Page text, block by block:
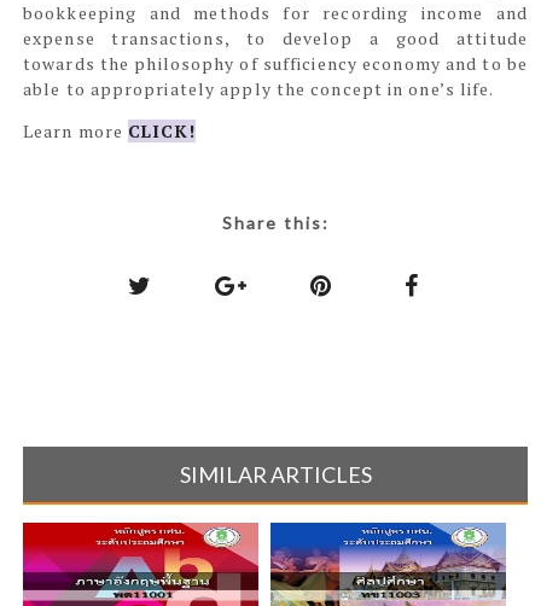
bookkeeping and methods for recording income and
expense transactions, to develop a good attitude
towards the philosophy of sufficiency economy and to be
able to appropriately apply the concept in one’s life.
Learn more CLICK!
Share this:
SIMILAR ARTICLES